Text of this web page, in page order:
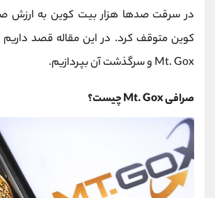
در سرقت صدها هزار بیت کوین به ارزش
کوین متوقف کرد. در این مقاله قصد
Mt. Gox و سرگذشت آن بپردازیم.
صرافی Mt. Gox چیست؟